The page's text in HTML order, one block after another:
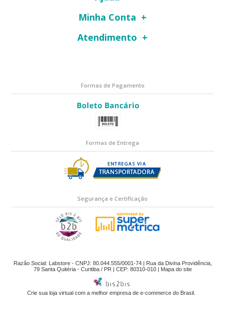
Minha Conta
Atendimento
Formas de Pagamento
Formas de Entrega
Segurança e Certificação
Razão Social: Labstore - CNPJ: 80.044.555/0001-74 | Rua da Divina Providência,
79 Santa Quitéria - Curitiba / PR | CEP: 80310-010 | Mapa do site
Crie sua loja virtual com a melhor empresa de e-commerce do Brasil.